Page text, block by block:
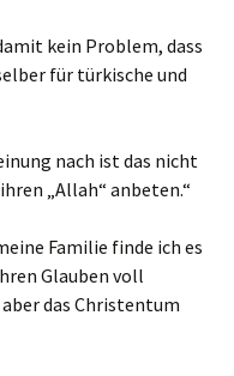
kein Problem, dass
für türkische und
nach ist das nicht
„Allah“ anbeten.“
Familie finde ich es
Glauben voll
das Christentum